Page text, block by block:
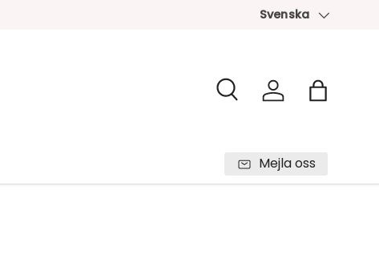
Språk
Svenska
Sök Logga inVäska
Mejla oss